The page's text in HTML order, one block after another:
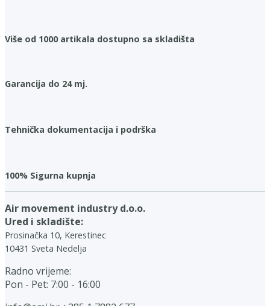
Više od 1000 artikala dostupno sa skladišta
Garancija do 24 mj.
Tehnička dokumentacija i podrška
100% Sigurna kupnja
Air movement industry d.o.o.
Ured i skladište:
Prosinačka 10, Kerestinec
10431 Sveta Nedelja
Radno vrijeme:
Pon - Pet: 7:00 - 16:00